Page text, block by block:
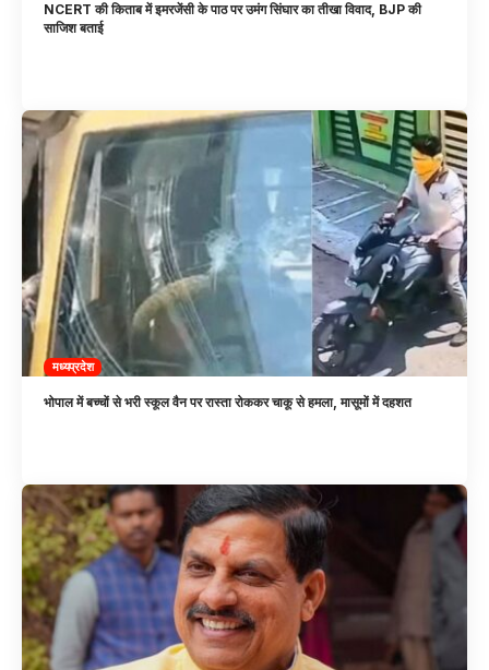
NCERT की किताब में इमरजेंसी के पाठ पर उमंग सिंघार का तीखा विवाद, BJP की
साजिश बताई
मध्यप्रदेश
भोपाल में बच्चों से भरी स्कूल वैन पर रास्ता रोककर चाकू से हमला, मासूमों में दहशत